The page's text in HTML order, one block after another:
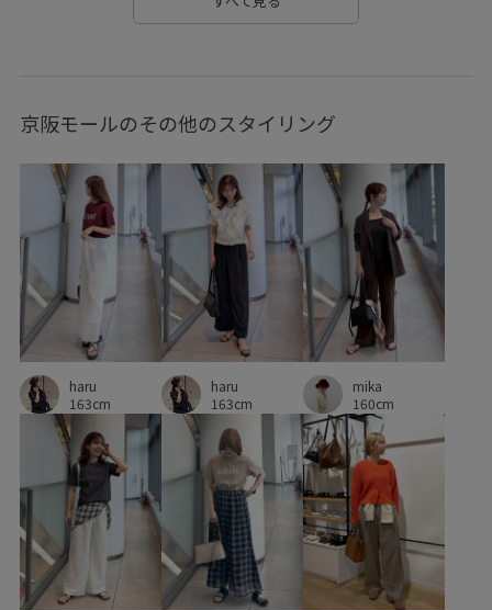
セットアップ対象商品 デコルテライン
ヘルシー ベーシック リラックス感
上品 下着 丸みのあるフォルム 仕事 伸縮性
光沢感 冷んやり 合わせやすい 型崩れしにくい
履きやすい 幅広 快適 抗菌防臭 抜け感
接触冷感 滑らかな質感 爽やか 秋冬
細めのベルト 締め付けない 肌触りが良い
軽くて柔らかい 長財布 靴
京阪モールのその他のスタイリング
haru
163cm
haru
163cm
mika
160cm